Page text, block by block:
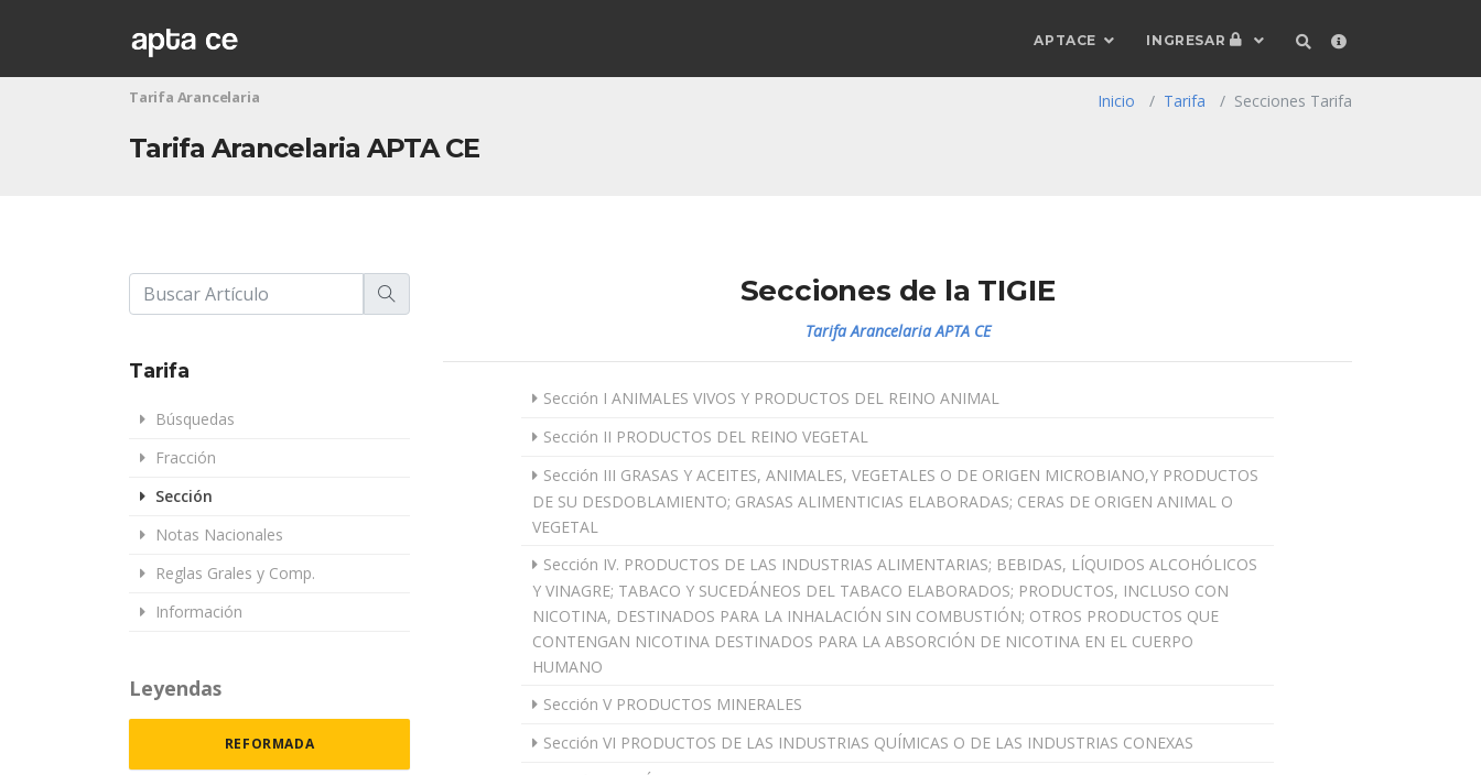
APTACE INGRESAR
Tarifa Arancelaria Inicio Tarifa Secciones Tarifa
Tarifa Arancelaria APTA CE
Tarifa
Búsquedas
Fracción
Sección
Notas Nacionales
Reglas Grales y Comp.
Información
Leyendas
REFORMADA
Secciones de la TIGIE
Tarifa Arancelaria APTA CE
Sección I ANIMALES VIVOS Y PRODUCTOS DEL REINO ANIMAL
Sección II PRODUCTOS DEL REINO VEGETAL
Sección III GRASAS Y ACEITES, ANIMALES, VEGETALES O DE ORIGEN MICROBIANO,Y PRODUCTOS
DE SU DESDOBLAMIENTO; GRASAS ALIMENTICIAS ELABORADAS; CERAS DE ORIGEN ANIMAL O
VEGETAL
Sección IV. PRODUCTOS DE LAS INDUSTRIAS ALIMENTARIAS; BEBIDAS, LÍQUIDOS ALCOHÓLICOS
Y VINAGRE; TABACO Y SUCEDÁNEOS DEL TABACO ELABORADOS; PRODUCTOS, INCLUSO CON
NICOTINA, DESTINADOS PARA LA INHALACIÓN SIN COMBUSTIÓN; OTROS PRODUCTOS QUE
CONTENGAN NICOTINA DESTINADOS PARA LA ABSORCIÓN DE NICOTINA EN EL CUERPO
HUMANO
Sección V PRODUCTOS MINERALES
Sección VI PRODUCTOS DE LAS INDUSTRIAS QUÍMICAS O DE LAS INDUSTRIAS CONEXAS